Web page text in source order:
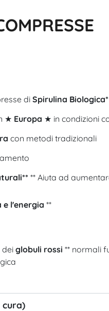
di Spirulina Biologica*
★ Europa ★ in condizioni
con metodi tradizionali
** Aiuta ad
l'energia **
dei globuli rossi ** normali
cura)